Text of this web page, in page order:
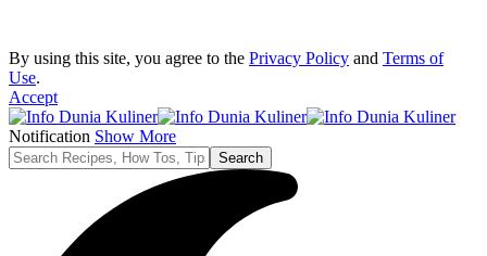
By using this site, you agree to the Privacy Policy and Terms of
Use.
Accept
Notification Show More